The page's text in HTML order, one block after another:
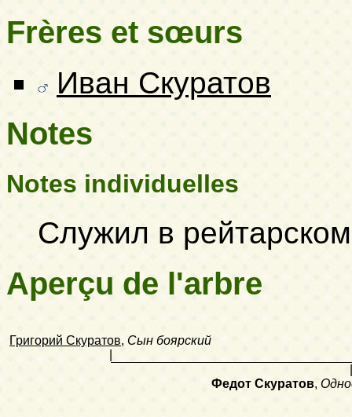
Frères et sœurs
Иван Скуратов
Notes
Notes individuelles
Служил в
Aperçu de l'arbre
Григорий Скуратов, Сын боярский
Федот Скуратов,